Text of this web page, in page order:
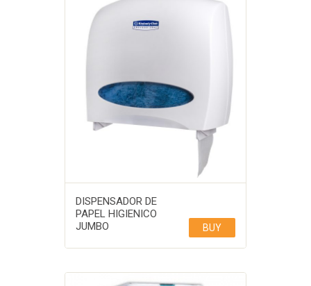
DISPENSADOR DE
PAPEL HIGIENICO
JUMBO
BUY